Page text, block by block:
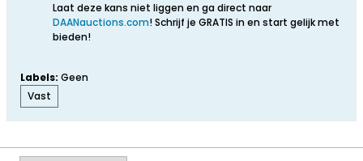
Laat deze kans niet liggen en ga direct naar
DAANauctions.com! Schrijf je GRATIS in en start gelijk met
bieden!
Labels: Geen
Vast